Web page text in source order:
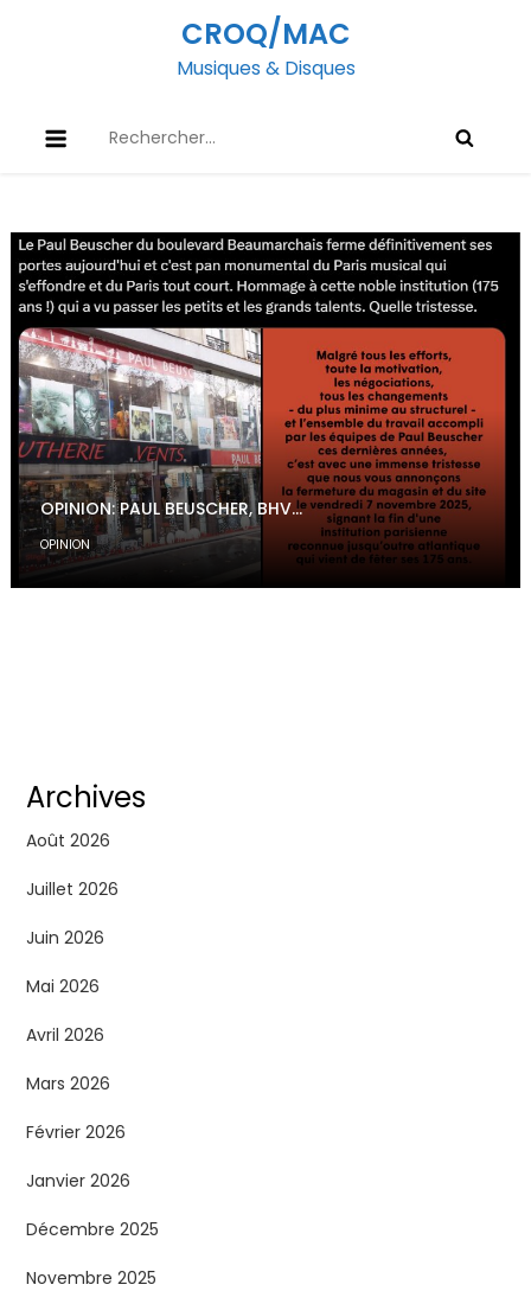
CROQ/MAC
Musiques & Disques
OPINION: PAUL BEUSCHER, BHV…
OPINION
Archives
Août 2026
Juillet 2026
Juin 2026
Mai 2026
Avril 2026
Mars 2026
Février 2026
Janvier 2026
Décembre 2025
Novembre 2025